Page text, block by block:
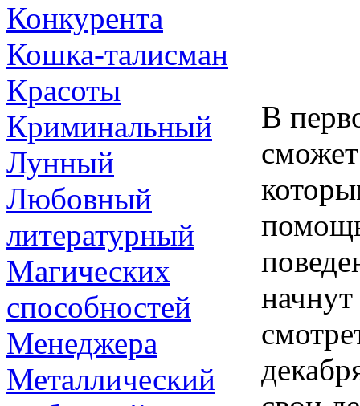
Конкурента
Кошка-талисман
Красоты
Криминальный
Лунный
Любовный
литературный
Магических
способностей
Менеджера
Металлический
В